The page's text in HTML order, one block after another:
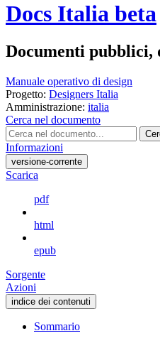
Docs Italia beta
Documenti pubblici,
Manuale operativo di design
Progetto: Designers Italia
Amministrazione: italia
Cerca nel documento
Informazioni
versione-corrente
Scarica
pdf
html
epub
Sorgente
Azioni
indice dei contenuti
Sommario